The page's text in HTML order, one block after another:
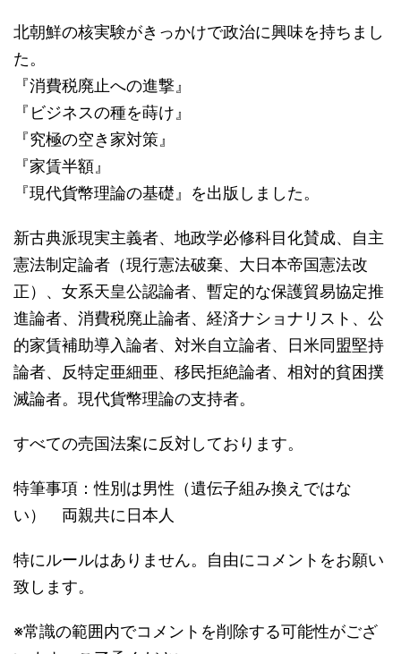
北朝鮮の核実験がきっかけで政治に興味を持ちまし
た。
『消費税廃止への進撃』
『ビジネスの種を蒔け』
『究極の空き家対策』
『家賃半額』
『現代貨幣理論の基礎』を出版しました。
新古典派現実主義者、地政学必修科目化賛成、自主
憲法制定論者（現行憲法破棄、大日本帝国憲法改
正）、女系天皇公認論者、暫定的な保護貿易協定推
進論者、消費税廃止論者、経済ナショナリスト、公
的家賃補助導入論者、対米自立論者、日米同盟堅持
論者、反特定亜細亜、移民拒絶論者、相対的貧困撲
滅論者。現代貨幣理論の支持者。
すべての売国法案に反対しております。
特筆事項：性別は男性（遺伝子組み換えではな
い） 両親共に日本人
特にルールはありません。自由にコメントをお願い
致します。
※常識の範囲内でコメントを削除する可能性がござ